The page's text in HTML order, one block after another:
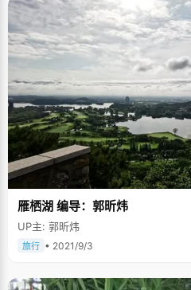
雁栖湖 编导：郭昕炜
UP主: 郭昕炜
旅行 • 2021/9/3